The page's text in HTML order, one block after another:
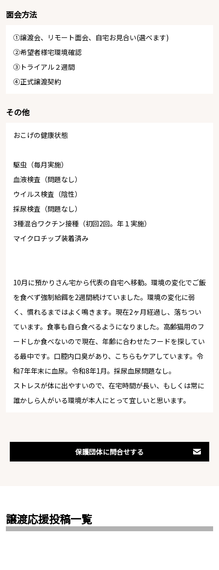
面会方法
①譲渡会、リモート面会、自宅お見合い(選べます)
②希望者様宅環境確認
③トライアル２週間
④正式譲渡契約
その他
おこげの健康状態
駆虫（毎月実施）
血液検査（問題なし）
ウイルス検査（陰性）
採尿検査（問題なし）
3種混合ワクチン接種（初回2回。年１実施）
マイクロチップ装着済み
10月に預かりさん宅から代表の自宅へ移動。環境の変化でご飯
を食べず強制給餌を2週間続けていました。環境の変化に弱
く、慣れるまではよく鳴きます。現在2ヶ月経過し、落ちつい
ています。食事も自ら食べるようになりました。高齢猫用のフ
ードしか食べないので現在、年齢に合わせたフードを探してい
る最中です。口腔内口臭があり、こちらもケアしています。令
和7年年末に血尿。令和8年1月。採尿血尿問題なし。
ストレスが体に出やすいので、在宅時間が長い、もしくは常に
誰かしら人がいる環境が本人にとって宜しいと思います。
保護団体に問合せする
譲渡応援投稿一覧